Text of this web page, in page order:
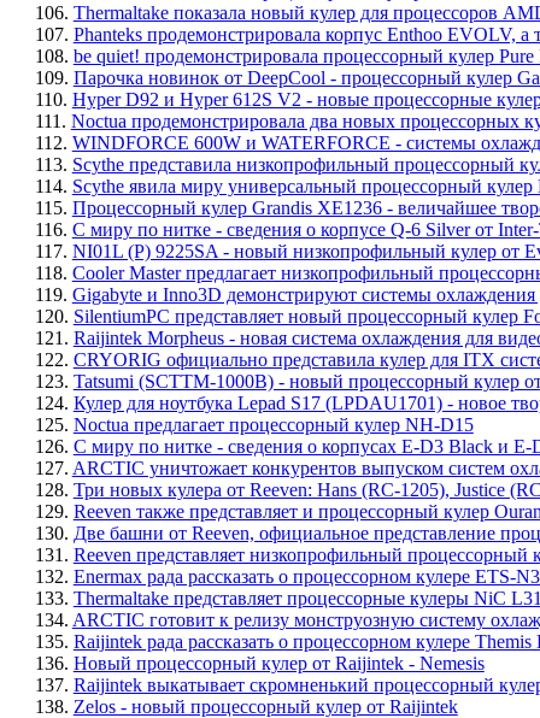
106. Thermaltake показала новый кулер для процессоров
107. Phanteks продемонстрировала корпус Enthoo EVOLV,
108. be quiet! продемонстрировала процессорный кулер Pure
109. Парочка новинок от DeepCool - процессорный кулер
110. Hyper D92 и Hyper 612S V2 - новые процессорные
111. Noctua продемонстрировала два новых процессорных
112. WINDFORCE 600W и WATERFORCE - системы
113. Scythe представила низкопрофильный процессорный
114. Scythe явила миру универсальный процессорный
115. Процессорный кулер Grandis XE1236 - величайшее
116. С миру по нитке - сведения о корпусе Q-6 Silver от
117. NI01L (P) 9225SA - новый низкопрофильный кулер от
118. Cooler Master предлагает низкопрофильный
119. Gigabyte и Inno3D демонстрируют системы
120. SilentiumPC представляет новый процессорный кулер
121. Raijintek Morpheus - новая система охлаждения для
122. CRYORIG официально представила кулер для ITX
123. Tatsumi (SCTTM-1000B) - новый процессорный кулер
124. Кулер для ноутбука Lepad S17 (LPDAU1701) - новое
125. Noctua предлагает процессорный кулер NH-D15
126. С миру по нитке - сведения о корпусах E-D3 Black и
127. ARCTIC уничтожает конкурентов выпуском систем
128. Три новых кулера от Reeven: Hans (RC-1205), Justice
129. Reeven также представляет и процессорный кулер
130. Две башни от Reeven, официальное представление
131. Reeven представляет низкопрофильный процессорный
132. Enermax рада рассказать о процессорном кулере ETS-
133. Thermaltake представляет процессорные кулеры NiC
134. ARCTIC готовит к релизу монструозную систему
135. Raijintek рада рассказать о процессорном кулере Themis
136. Новый процессорный кулер от Raijintek - Nemesis
137. Raijintek выкатывает скромненький процессорный
138. Zelos - новый процессорный кулер от Raijintek